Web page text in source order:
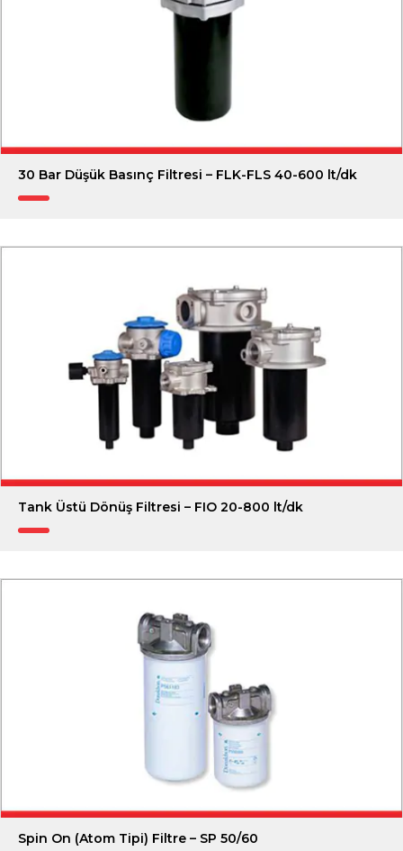
30 Bar Düşük Basınç Filtresi – FLK-FLS 40-600 lt/dk
Tank Üstü Dönüş Filtresi – FIO 20-800 lt/dk
Spin On (Atom Tipi) Filtre – SP 50/60